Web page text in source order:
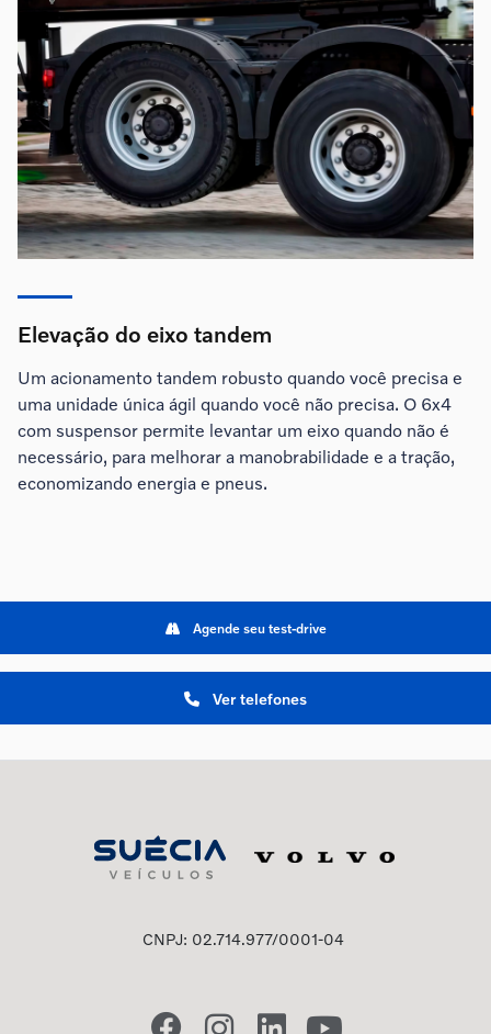
Elevação do eixo tandem
Um acionamento tandem robusto quando você precisa e
uma unidade única ágil quando você não precisa. O 6x4
com suspensor permite levantar um eixo quando não é
necessário, para melhorar a manobrabilidade e a tração,
economizando energia e pneus.
Ver telefones
Agende seu test-drive
CNPJ: 02.714.977/0001-04